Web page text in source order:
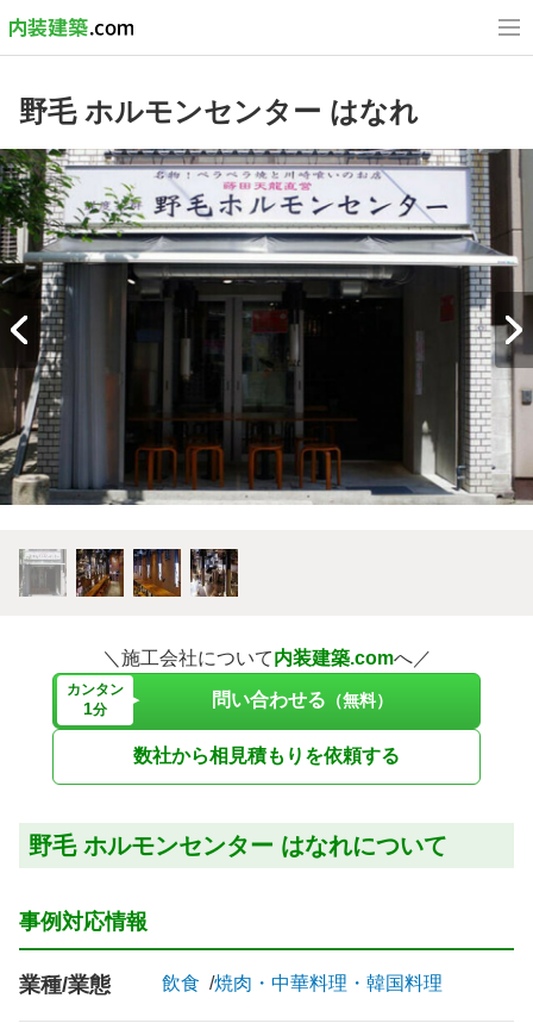
野毛 ホルモンセンター はなれ
＼施工会社について内装建築.comへ／
カンタン
1分 問い合わせる （無料）
数社から相見積もりを依頼する
野毛 ホルモンセンター はなれについて
事例対応情報
業種/業態 飲食 焼肉・中華料理・韓国料理